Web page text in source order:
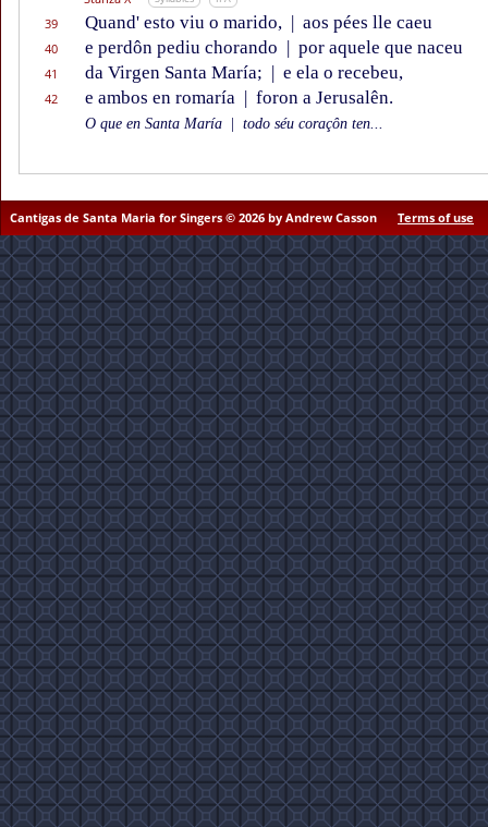
39 Quand' esto viu o marido, | aos pées lle caeu
40 e perdôn pediu chorando | por aquele que naceu
41 da Virgen Santa María; | e ela o recebeu,
42 e ambos en romaría | foron a Jerusalên.
O que en Santa María todo séu coraçôn ten...
Cantigas de Santa Maria for Singers © 2026 by Andrew Casson Terms of use